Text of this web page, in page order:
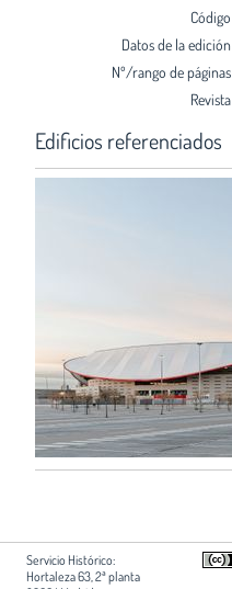
Código
Datos de la edición
Nº/rango de páginas
Revista
Edificios referenciados
Servicio Histórico:
Hortaleza 63, 2ª planta